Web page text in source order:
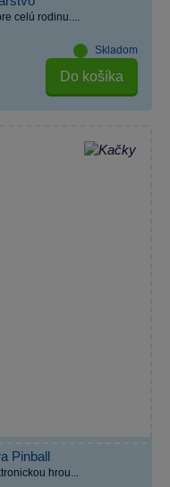
celú rodinu....
Skladom
Do košíka
Pinball
hrou...